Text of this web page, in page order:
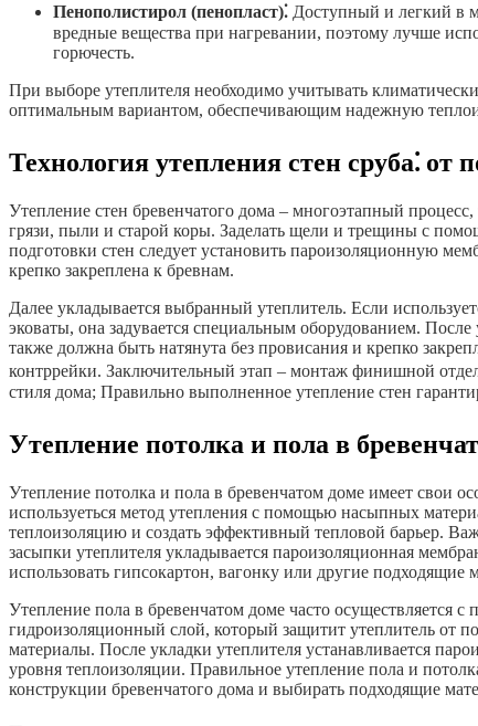
Пенополистирол (пенопласт)⁚ Доступный и легкий в
вредные вещества при нагревании, поэтому лучше
горючесть.
При выборе утеплителя необходимо учитывать
оптимальным вариантом, обеспечивающим надежную
Технология утепления стен сруба⁚
Утепление стен бревенчатого дома – многоэтапный
грязи, пыли и старой коры. Заделать щели и трещины с
подготовки стен следует установить пароизоляционную
крепко закреплена к бревнам.
Далее укладывается выбранный утеплитель. Если
эковаты, она задувается специальным оборудованием.
также должна быть натянута без провисания и крепко
контррейки. Заключительный этап – монтаж финишной
стиля дома; Правильно выполненное утепление стен
Утепление потолка и пола в
Утепление потолка и пола в бревенчатом доме имеет свои
используеться метод утепления с помощью насыпных
теплоизоляцию и создать эффективный тепловой барьер.
засыпки утеплителя укладывается пароизоляционная
использовать гипсокартон, вагонку или другие подходящие
Утепление пола в бревенчатом доме часто осуществляется
гидроизоляционный слой, который защитит утеплитель от
материалы. После укладки утеплителя устанавливается
уровня теплоизоляции. Правильное утепление пола и
конструкции бревенчатого дома и выбирать подходящие